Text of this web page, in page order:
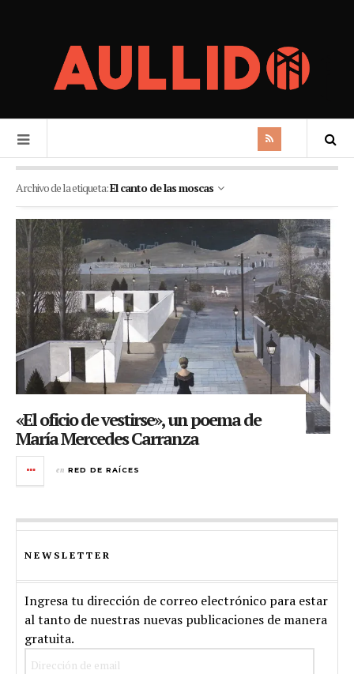
Archivo de la etiqueta:El canto de las moscas
«El oficio de vestirse», un poema de
María Mercedes Carranza
en RED DE RAÍCES
NEWSLETTER
Ingresa tu dirección de correo electrónico para estar
al tanto de nuestras nuevas publicaciones de manera
gratuita.